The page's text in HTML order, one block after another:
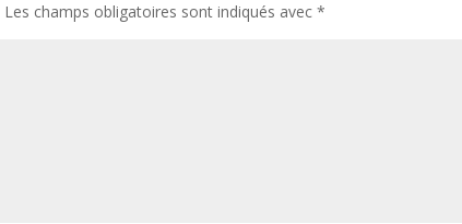
Les champs obligatoires sont indiqués avec*